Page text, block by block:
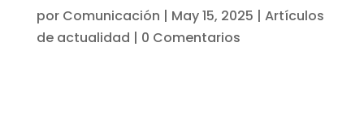
por Comunicación | May 15, 2025 | Artículos
de actualidad | 0 Comentarios